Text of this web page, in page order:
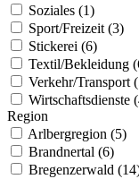
Soziales (1)
Sport/Freizeit (3)
Stickerei (6)
Textil/Bekleidung
Verkehr/Transport
Wirtschaftsdienste
Region
Arlbergregion (5)
Brandnertal (6)
Bregenzerwald